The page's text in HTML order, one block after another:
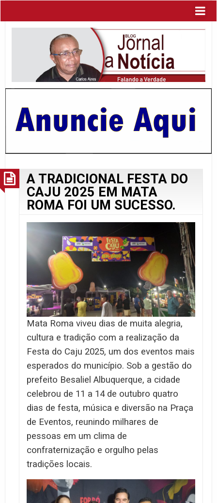
A TRADICIONAL FESTA DO
CAJU 2025 EM MATA
ROMA FOI UM SUCESSO.
Mata Roma viveu dias de muita alegria,
cultura e tradição com a realização da
Festa do Caju 2025, um dos eventos mais
esperados do município. Sob a gestão do
prefeito Besaliel Albuquerque, a cidade
celebrou de 11 a 14 de outubro quatro
dias de festa, música e diversão na Praça
de Eventos, reunindo milhares de
pessoas em um clima de
confraternização e orgulho pelas
tradições locais.